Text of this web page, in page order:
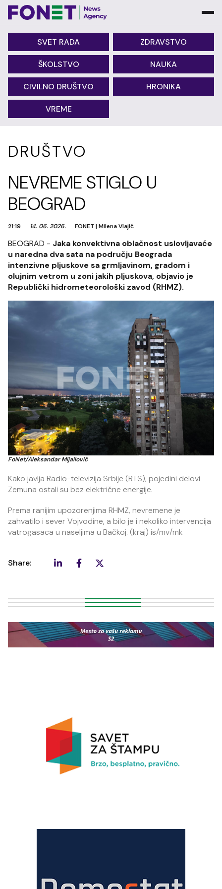
SVET RADA ZDRAVSTVO
ŠKOLSTVO NAUKA
CIVILNO DRUŠTVO HRONIKA
VREME
DRUŠTVO
NEVREME STIGLO U
BEOGRAD
21:19 14. 06. 2026. FONET |Milena Vlajić
BEOGRAD - Jaka konvektivna oblačnost uslovljavaće
u naredna dva sata na području Beograda
intenzivne pljuskove sa grmljavinom, gradom i
olujnim vetrom u zoni jakih pljuskova, objavio je
Republički hidrometeorološki zavod (RHMZ).
FoNet/Aleksandar Mijailović
Kako javlja Radio-televizija Srbije (RTS), pojedini delovi
Zemuna ostali su bez električne energije.
Prema ranijim upozorenjima RHMZ, nevremene je
zahvatilo i sever Vojvodine, a bilo je i nekoliko intervencija
vatrogasaca u naseljima u Bačkoj. (kraj) is/mv/mk
Share: